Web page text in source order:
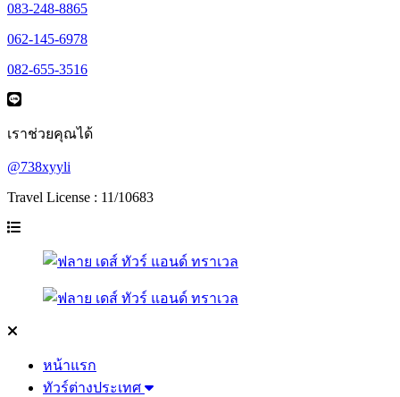
083-248-8865
062-145-6978
082-655-3516
เราช่วยคุณได้
@738xyyli
Travel License : 11/10683
หน้าแรก
ทัวร์ต่างประเทศ